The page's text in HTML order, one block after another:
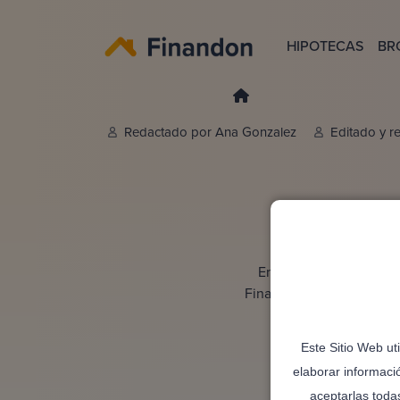
Este Sitio Web
elaborar
aceptarlas
HIPOTECAS
Redactado porAna Gonzalez Editado y
Encontrar una
Finandon. Contactamos